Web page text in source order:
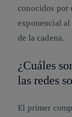
conocidos por
exponencial al
de la cadena.
¿Cuáles
las redes
El primer